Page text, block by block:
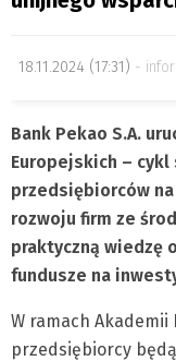
18.11.2024 (17:31)
Bank Pekao S.A.
Europejskich –
przedsiębiorców
rozwoju firm ze
praktyczną wiedzę
fundusze na
W ramach Akademii
przedsiębiorcy